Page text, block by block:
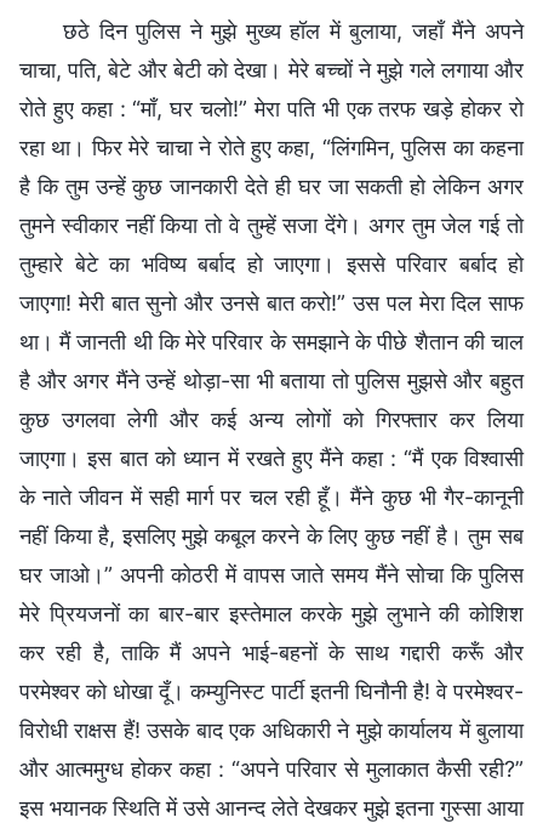
छठे दिन पुलिस ने मुझे मुख्य हॉल में बुलाया, जहाँ मैंने अपने
चाचा, पति, बेटे और बेटी को देखा। मेरे बच्चों ने मुझे गले लगाया और
रोते हुए कहा : “माँ, घर चलो!” मेरा पति भी एक तरफ खड़े होकर रो
रहा था। फिर मेरे चाचा ने रोते हुए कहा, “लिंगमिन, पुलिस का कहना
है कि तुम उन्हें कुछ जानकारी देते ही घर जा सकती हो लेकिन अगर
तुमने स्वीकार नहीं किया तो वे तुम्हें सजा देंगे। अगर तुम जेल गई तो
तुम्हारे बेटे का भविष्य बर्बाद हो जाएगा। इससे परिवार बर्बाद हो
जाएगा! मेरी बात सुनो और उनसे बात करो!” उस पल मेरा दिल साफ
था। मैं जानती थी कि मेरे परिवार के समझाने के पीछे शैतान की चाल
है और अगर मैंने उन्हें थोड़ा-सा भी बताया तो पुलिस मुझसे और बहुत
कुछ उगलवा लेगी और कई अन्य लोगों को गिरफ्तार कर लिया
जाएगा। इस बात को ध्यान में रखते हुए मैंने कहा : “मैं एक विश्वासी
के नाते जीवन में सही मार्ग पर चल रही हूँ। मैंने कुछ भी गैर-कानूनी
नहीं किया है, इसलिए मुझे कबूल करने के लिए कुछ नहीं है। तुम सब
घर जाओ।” अपनी कोठरी में वापस जाते समय मैंने सोचा कि पुलिस
मेरे प्रियजनों का बार-बार इस्तेमाल करके मुझे लुभाने की कोशिश
कर रही है, ताकि मैं अपने भाई-बहनों के साथ गद्दारी करूँ और
परमेश्वर को धोखा दूँ। कम्युनिस्ट पार्टी इतनी घिनौनी है! वे परमेश्वर-
विरोधी राक्षस हैं! उसके बाद एक अधिकारी ने मुझे कार्यालय में बुलाया
और आत्ममुग्ध होकर कहा : “अपने परिवार से मुलाकात कैसी रही?”
इस भयानक स्थिति में उसे आनन्द लेते देखकर मुझे इतना गुस्सा आया